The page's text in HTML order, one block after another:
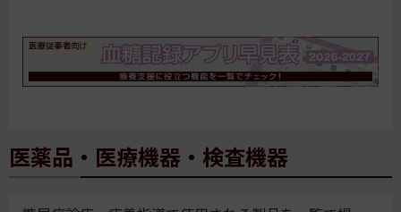
医薬品・医療機器・検査機器